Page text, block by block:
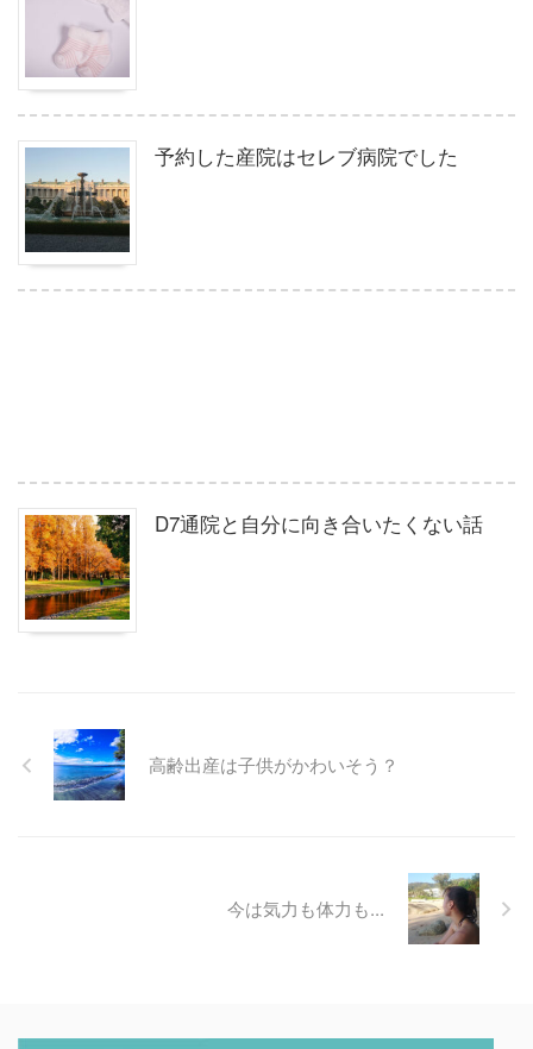
予約した産院はセレブ病院でした
D7通院と自分に向き合いたくない話
高齢出産は子供がかわいそう？
今は気力も体力も...